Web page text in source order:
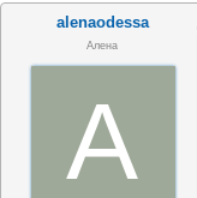
alenaodessa
Алена
A